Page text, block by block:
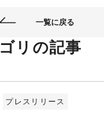
一覧に戻る
リの記事
プレスリリース